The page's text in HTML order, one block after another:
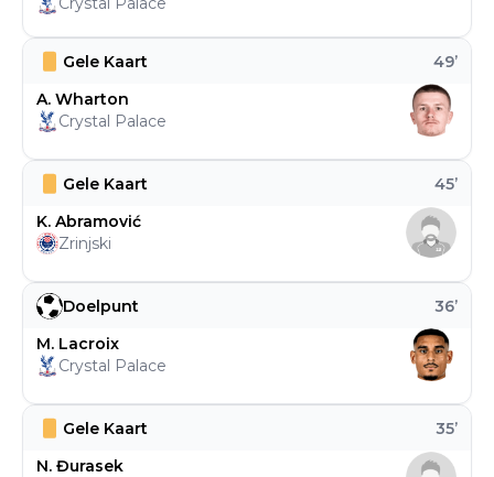
Gele Kaart 35’
N. Đurasek
Doelpunt 36’
M. Lacroix
Crystal Palace
Gele Kaart 45’
K. Abramović
Zrinjski
Gele Kaart 49’
A. Wharton
Crystal Palace